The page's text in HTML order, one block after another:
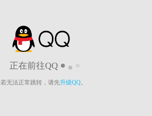
正在前往QQ
若无法正常跳转，请先升级QQ。